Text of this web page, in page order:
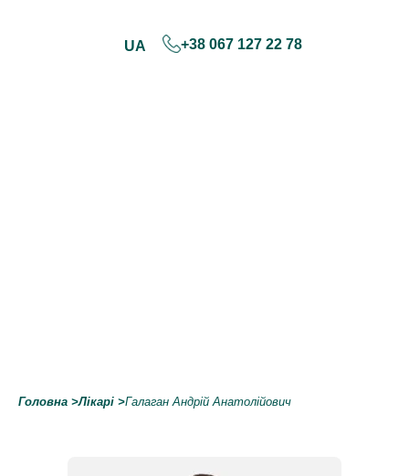
UA +38 067 127 22 78
Головна >Лікарі >Галаган Андрій Анатолійович